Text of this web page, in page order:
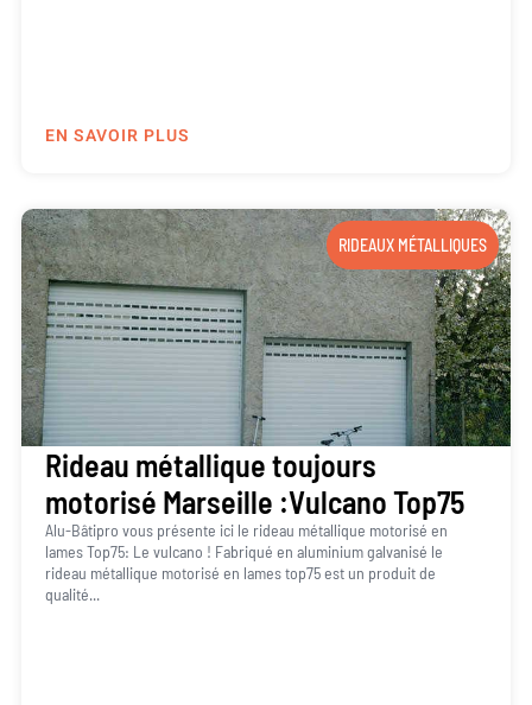
EN SAVOIR PLUS
RIDEAUX MÉTALLIQUES
Rideau métallique toujours
motorisé Marseille :Vulcano Top75
Alu-Bâtipro vous présente ici le rideau métallique motorisé en
lames Top75: Le vulcano ! Fabriqué en aluminium galvanisé le
rideau métallique motorisé en lames top75 est un produit de
qualité...